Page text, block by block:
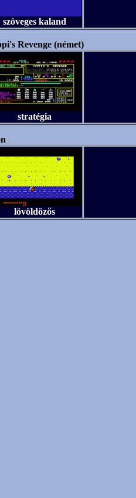
szöveges kaland
Revenge (német)
stratégia
lövöldözős